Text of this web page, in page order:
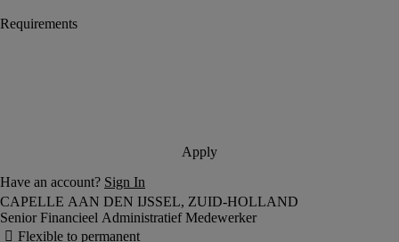
Senior Financieel Administratief Medewerker